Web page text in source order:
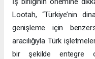
Lootah, “Türkiye’nin
genişleme için
aracılığıyla Türk
bir şekilde entegre